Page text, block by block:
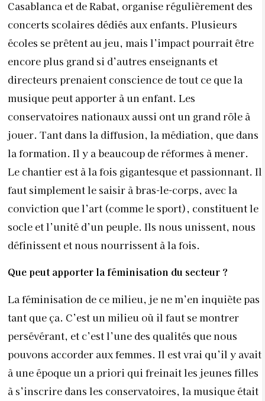
Casablanca et de Rabat, organise régulièrement des
concerts scolaires dédiés aux enfants. Plusieurs
écoles se prêtent au jeu, mais l’impact pourrait être
encore plus grand si d’autres enseignants et
directeurs prenaient conscience de tout ce que la
musique peut apporter à un enfant. Les
conservatoires nationaux aussi ont un grand rôle à
jouer. Tant dans la diffusion, la médiation, que dans
la formation. Il y a beaucoup de réformes à mener.
Le chantier est à la fois gigantesque et passionnant. Il
faut simplement le saisir à bras-le-corps, avec la
conviction que l’art (comme le sport), constituent le
socle et l’unité d’un peuple. Ils nous unissent, nous
définissent et nous nourrissent à la fois.
Que peut apporter la féminisation du secteur ?
La féminisation de ce milieu, je ne m’en inquiète pas
tant que ça. C’est un milieu où il faut se montrer
persévérant, et c’est l’une des qualités que nous
pouvons accorder aux femmes. Il est vrai qu’il y avait
à une époque un a priori qui freinait les jeunes filles
à s’inscrire dans les conservatoires, la musique était